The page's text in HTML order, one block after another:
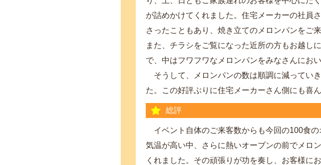
が詰めかけてくれました。住宅メーカーの社員
さったこともあり、焼き立てのメロンパンをご
また、チラシをご覧になった近所の方もお越し
で、中はフワフワなメロンパンをみなさんにお
そうして、メロンパンの数は順調に減ってい
た。この好評ぶりに住宅メーカーさん側にも喜
総評
イベント自体のご来客数からも今回の100食の
気温が高い中、さらに熱いオーブンの前でメロ
くれました。その頑張りが功を奏し、お客様に